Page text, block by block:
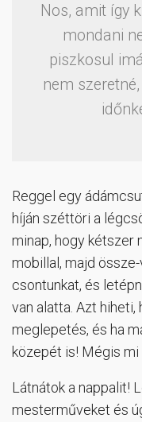
Nos, amit így
mondani
piszkosul
nem
Reggel egy
híján széttöri a
minap, hogy kétszer
mobillal, majd
csontunkat, és
van alatta. Azt hiheti,
meglepetés, és ha
közepét is! Mégis mi
Látnátok a nappalit!
mesterműveket és